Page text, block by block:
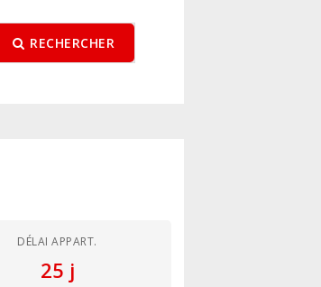
RECHERCHER
DÉLAI APPART.
25 j